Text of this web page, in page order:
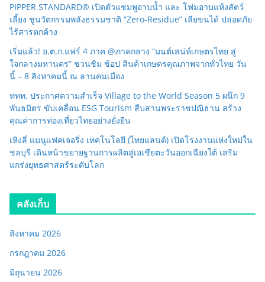
PIPPER STANDARD® เปิดตัวแชมพูอาบน้ำ และ โฟมอาบแห้งสัตว์
เลี้ยง ชูนวัตกรรมพลังธรรมชาติ “Zero-Residue” เลียขนได้ ปลอดภัย
ไร้สารตกค้าง
เริ่มแล้ว! อ.ต.ก.แฟร์ 4 ภาค @ภาคกลาง “มนต์เสน่ห์เกษตรไทย สู่
ใจกลางมหานคร” ชวนชิม ช้อป สินค้าเกษตรคุณภาพจากทั่วไทย วัน
นี้ – 8 สิงหาคมนี้ ณ ลานคนเมือง
ททท. ประกาศความสำเร็จ Village to the World Season 5 ผนึก 9
พันธมิตร ขับเคลื่อน ESG Tourism สืบสานพระราชปณิธาน สร้าง
คุณค่าการท่องเที่ยวไทยอย่างยั่งยืน
เหิงลี่ แมนูแฟคเจอริ่ง เทคโนโลยี (ไทยแลนด์) เปิดโรงงานแห่งใหม่ใน
ชลบุรี เดินหน้าขยายฐานการผลิตสู่เอเชียตะวันออกเฉียงใต้ เสริม
แกร่งยุทธศาสตร์ระดับโลก
คลังเก็บ
สิงหาคม 2026
กรกฎาคม 2026
มิถุนายน 2026